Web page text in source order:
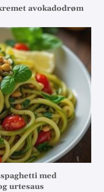
avokadodrøm
med
urtesaus